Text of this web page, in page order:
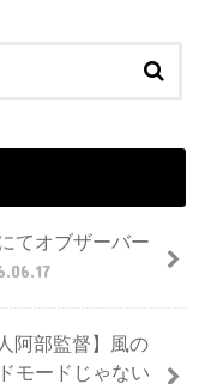
てオブザーバー
阿部監督】風の
モードじゃない